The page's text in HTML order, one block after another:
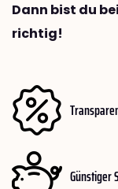
Dann bist du
richtig!
Günstiger